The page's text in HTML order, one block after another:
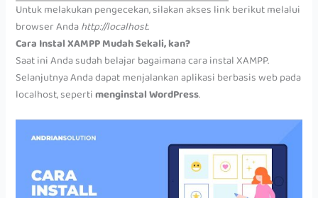
Untuk melakukan pengecekan, silakan akses link berikut melalui
browser Andahttp://localhost.
Cara Instal XAMPP Mudah Sekali, kan?
Saat ini Anda sudah belajar bagaimana cara instal XAMPP.
Selanjutnya Anda dapat menjalankan aplikasi berbasis web pada
localhost, sepertimenginstal WordPress.